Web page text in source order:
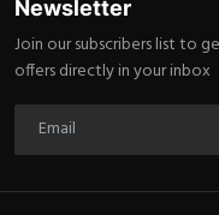
Newsletter
Join our subscribers list to
offers directly in your inbox